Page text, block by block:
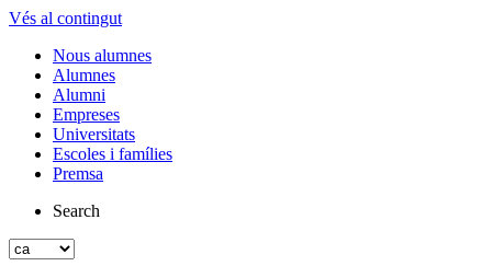
Vés al contingut
Nous alumnes
Alumnes
Alumni
Empreses
Universitats
Escoles i famílies
Premsa
Search